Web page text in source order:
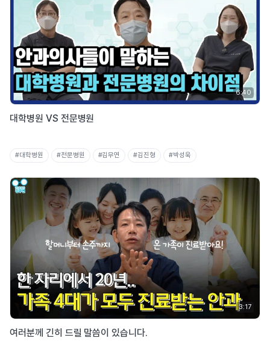
6:40
대학병원 VS 전문병원
#대학병원 #전문병원 #김무연 #김진형 #박성욱
3:17
여러분께 긴히 드릴 말씀이 있습니다.